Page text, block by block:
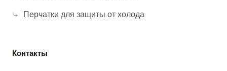
Перчатки для защиты от холода
Контакты